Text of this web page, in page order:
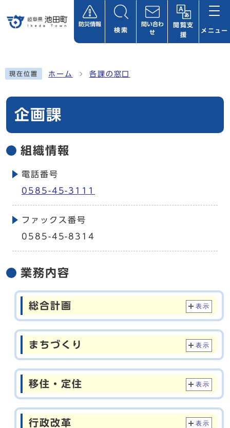
防災情報
検索
問い合わ
せ
閲覧支
援
メニュー
現在位置 ホーム 各課の窓口
企画課
組織情報
電話番号
0585-45-3111
ファックス番号
0585-45-8314
業務内容
総合計画 表示
まちづくり 表示
移住・定住 表示
行政改革 表示